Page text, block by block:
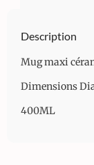
Description
Mug maxi
Dimensions
400ML